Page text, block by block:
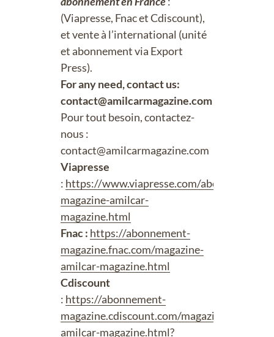
(Viapresse, Fnac et Cdiscount),
et vente à l’international (unité
et abonnement via Export
Press).
For any need, contact us:
contact@amilcarmagazine.com
Pour tout besoin, contactez-
nous :
contact@amilcarmagazine.com
Viapresse
: https://www.viapresse.com/abonnement-
magazine-amilcar-
magazine.html
Fnac : https://abonnement-
magazine.fnac.com/magazine-
amilcar-magazine.html
Cdiscount
: https://abonnement-
magazine.cdiscount.com/magazine-
amilcar-magazine.html?